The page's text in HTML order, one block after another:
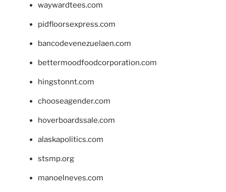
waywardtees.com
pidfloorsexpress.com
bancodevenezuelaen.com
bettermoodfoodcorporation.com
hingstonnt.com
chooseagender.com
hoverboardssale.com
alaskapolitics.com
stsmp.org
manoelneves.com